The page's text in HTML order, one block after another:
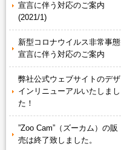
宣言に伴う対応のご案内
(2021/1)
新型コロナウイルス非常事態
宣言に伴う対応のご案内
弊社公式ウェブサイトのデザ
インリニューアルいたしまし
た！
”Zoo Cam”（ズーカム）の販
売は終了致しました。